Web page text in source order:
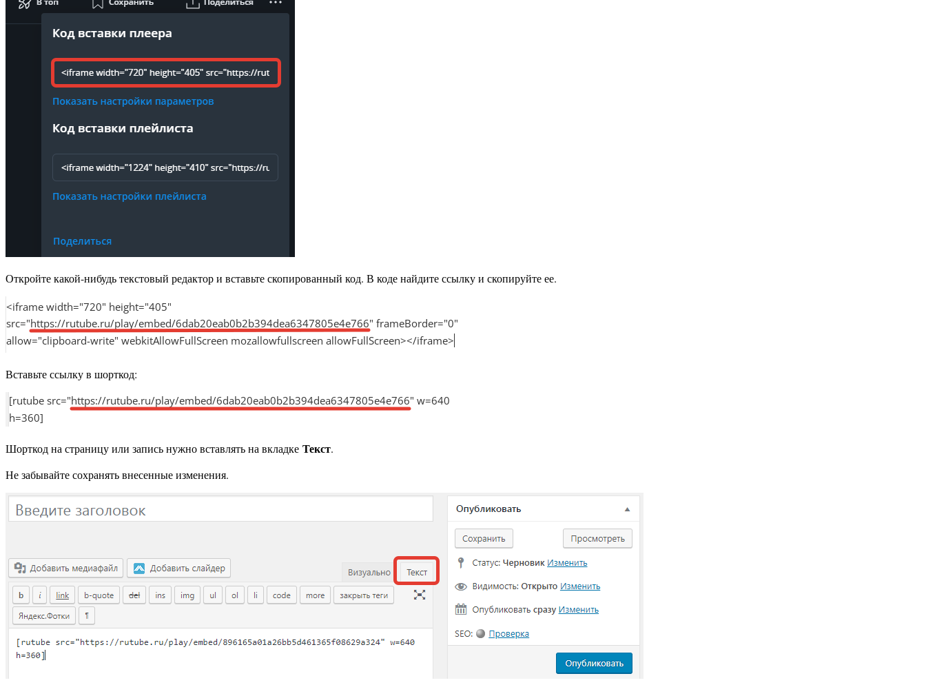
Откройте какой-нибудь текстовый редактор и вставьте скопированный код. В коде найдите ссылку и скопируйте ее.
Вставьте ссылку в шорткод:
Шорткод на страницу или запись нужно вставлять на вкладке Текст.
Не забывайте сохранять внесенные изменения.